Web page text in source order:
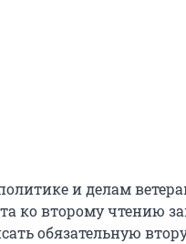
и делам
ко второму чтению
обязательную